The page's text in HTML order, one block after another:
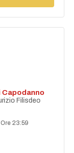
Capodanno
Filisdeo
23:59